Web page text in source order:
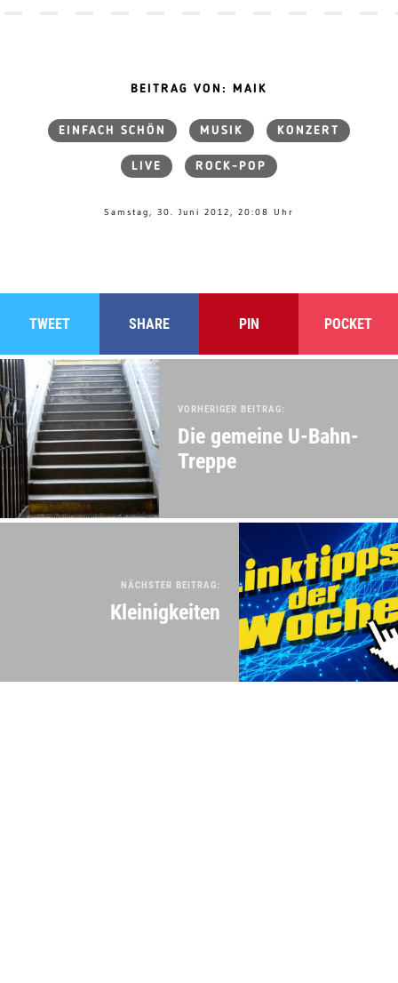
BEITRAG VON: MAIK
EINFACH SCHÖN MUSIK KONZERT
LIVE ROCK-POP
Samstag, 30. Juni 2012, 20:08 Uhr
TWEET SHARE PIN POCKET
VORHERIGER BEITRAG:
Die gemeine U-Bahn-
Treppe
NÄCHSTER BEITRAG:
Kleinigkeiten